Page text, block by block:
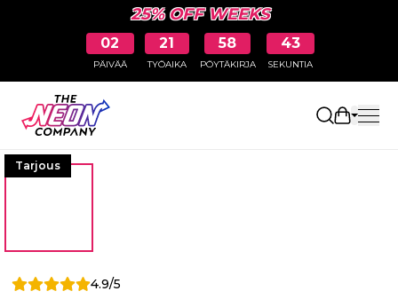
25% OFF WEEKS
02
PÄIVÄÄ
21
TYÖAIKA
58
PÖYTÄKIRJA
43
SEKUNTIA
Avaa
Tarjous
4.9/5